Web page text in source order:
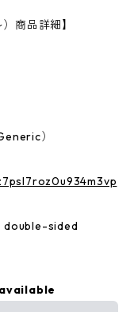
商品詳細】
）
double-sided